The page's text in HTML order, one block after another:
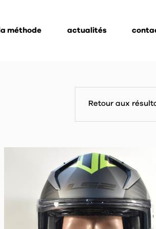
la méthode actualités
Retour aux